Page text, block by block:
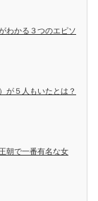
わかる３つのエピソ
が５人もいたとは？
朝で一番有名な女